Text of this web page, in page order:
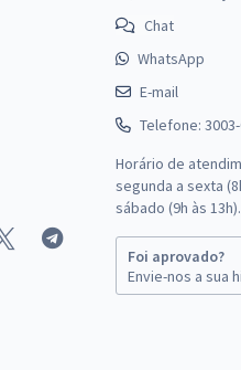
- Conhecimentos
- Código de Ética e
o Cargo de
Chat
WhatsApp
E-mail
Telefone:
Horário de
segunda a sexta
sábado (9h às 13h).
Foi aprovado?
Envie-nos a sua